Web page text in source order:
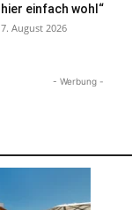
hier einfach wohl“
7. August 2026
- Werbung -